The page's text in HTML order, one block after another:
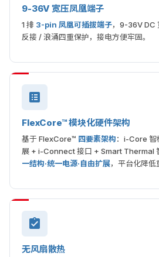
9-36V 宽压凤凰端子
1 排 3-pin 凤凰可插拔端子，9-36V DC
反接 / 浪涌四重保护，接电方便牢固。
FlexCore™ 模块化硬件架构
基于 FlexCore™ 四要素架构：i-Core
展 + i-Connect 接口 + Smart Thermal
一结构·统一电源·自由扩展，平台化降低
无风扇散热